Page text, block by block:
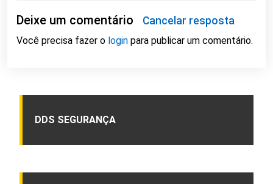
Deixe um comentário Cancelar resposta
Você precisa fazer o login para publicar um comentário.
DDS SEGURANÇA